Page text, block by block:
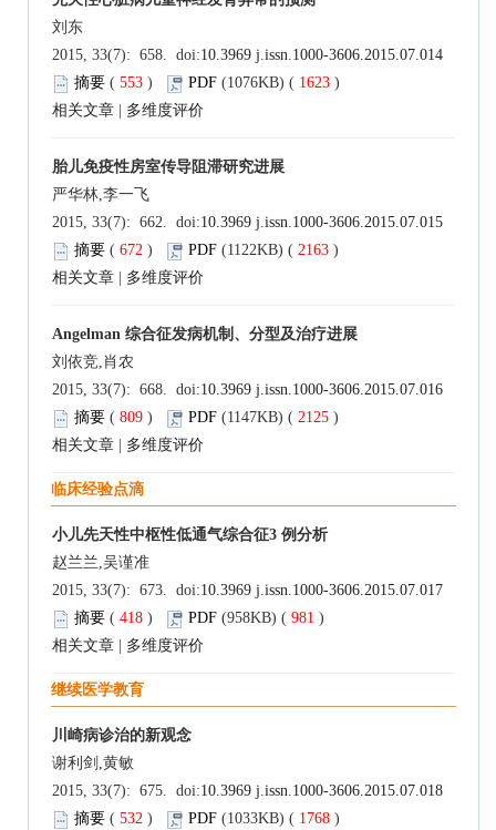
刘东
2015, 33(7): 658. doi:10.3969 j.issn.1000-3606.2015.07.014
摘要 ( 553 ) PDF (1076KB) ( 1623 )
相关文章
多维度评价
胎儿免疫性房室传导阻滞研究进展
严华林,李一飞
2015, 33(7): 662. doi:10.3969 j.issn.1000-3606.2015.07.015
摘要 ( 672 ) PDF (1122KB) ( 2163 )
相关文章
多维度评价
Angelman 综合征发病机制、分型及治疗进展
刘依竞,肖农
2015, 33(7): 668. doi:10.3969 j.issn.1000-3606.2015.07.016
摘要 ( 809 ) PDF (1147KB) ( 2125 )
相关文章
多维度评价
临床经验点滴
小儿先天性中枢性低通气综合征3 例分析
赵兰兰,吴谨准
2015, 33(7): 673. doi:10.3969 j.issn.1000-3606.2015.07.017
摘要 ( 418 ) PDF (958KB) ( 981 )
相关文章
多维度评价
继续医学教育
川崎病诊治的新观念
谢利剑,黄敏
2015, 33(7): 675. doi:10.3969 j.issn.1000-3606.2015.07.018
摘要 ( 532 ) PDF (1033KB) ( 1768 )